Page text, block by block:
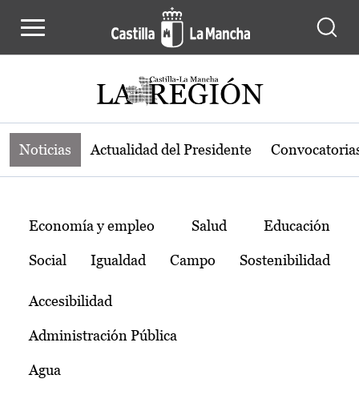
Noticias de la región de Castilla-La
Noticias Actualidad del Presidente
Temas
Economía y empleo Salud Educación
Social Igualdad Campo Sostenibilidad
Accesibilidad
Administración Pública
Agua